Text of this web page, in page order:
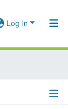
Log In